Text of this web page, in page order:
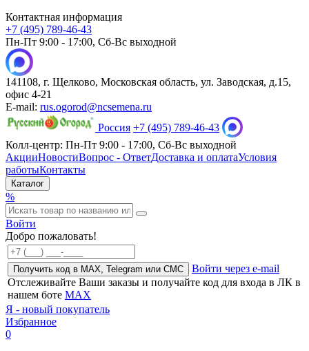
Контактная информация
+7 (495) 789-46-43
Пн-Пт 9:00 - 17:00, Сб-Вс выходной
141108, г. Щелково, Московская область, ул. Заводская, д.15,
офис 4-21
E-mail: rus.ogorod@ncsemena.ru
Россия +7 (495) 789-46-43
Колл-центр: Пн-Пт 9:00 - 17:00, Сб-Вс выходной
АкцииНовостиВопрос - ОтветДоставка и оплатаУсловия
работыКонтакты
Каталог
%
Войти
Добро пожаловать!
Получить код в MAX, Telegram или СМС
Войти через e-mail
Отслеживайте Ваши заказы и получайте код для входа в ЛК в
нашем боте MAX
Я - новый покупатель
Избранное
0